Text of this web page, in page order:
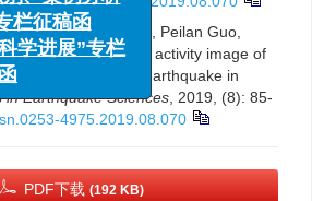
Yan, Bin Zhou, Peilan Guo,
Analysis on the activity image of
the Cangwu Ms5.4 earthquake in
in Earthquake Sciences , 2019, (8): 85-
4975.2019.08.070
PDF下载 (192 KB)
征稿函
学进展”专栏